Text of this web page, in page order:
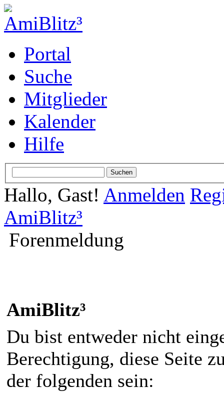
Portal
Suche
Mitglieder
Kalender
Hilfe
Hallo, Gast! Anmelden
AmiBlitz³
Forenmeldung
AmiBlitz³
Du bist entweder nicht
Berechtigung, diese Seite
der folgenden sein: